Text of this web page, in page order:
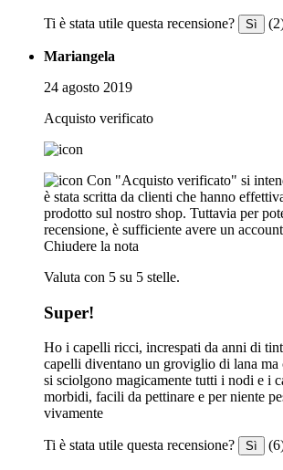
Ti è stata utile questa recensione? Sì
Mariangela
24 agosto 2019
Acquisto verificato
Con "Acquisto verificato" si
è stata scritta da clienti che hanno
prodotto sul nostro shop. Tuttavia per
recensione, è sufficiente avere un
Chiudere la nota
Valuta con 5 su 5 stelle.
Super!
Ho i capelli ricci, increspati da anni di
capelli diventano un groviglio di lana ma
si sciolgono magicamente tutti i nodi e i
morbidi, facili da pettinare e per niente
vivamente
Ti è stata utile questa recensione? Sì